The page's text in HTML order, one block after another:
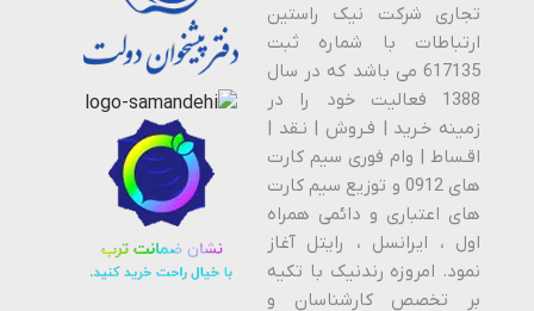
تجاری شرکت نیک راستین
ارتباطات با شماره ثبت
617135 می باشد که در سال
1388 فعالیت خود را در
زمینه خـرید | فـروش | نـقد |
اقـساط | وام فوری سیم کارت
های 0912 و توزیع سیم کارت
های اعتباری و دائمی همراه
اول ، ایرانسل ، رایتل آغاز
نمود. امروزه رندنیک با تکیه
بر تخصص کارشناسان و